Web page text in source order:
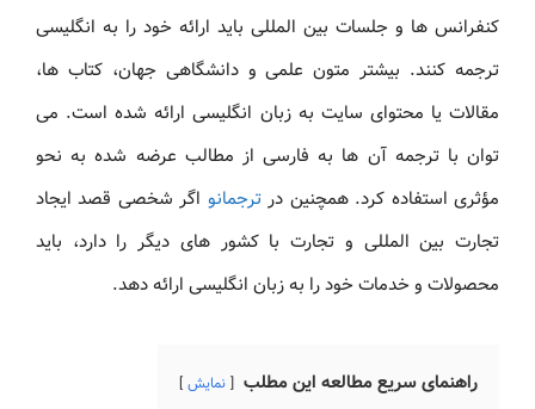
کنفرانس ها و جلسات بین المللی باید ارائه خود را به انگلیسی
ترجمه کنند. بیشتر متون علمی و دانشگاهی جهان، کتاب ها،
مقالات یا محتوای سایت به زبان انگلیسی ارائه شده است. می
توان با ترجمه آن ها به فارسی از مطالب عرضه شده به نحو
مؤثری استفاده کرد. همچنین درترجمانو اگر شخصی قصد ایجاد
تجارت بین المللی و تجارت با کشور های دیگر را دارد، باید
محصولات و خدمات خود را به زبان انگلیسی ارائه دهد.
راهنمای سریع مطالعه این مطلب نمایش